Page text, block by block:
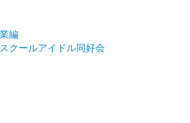
編
クールアイドル同好会